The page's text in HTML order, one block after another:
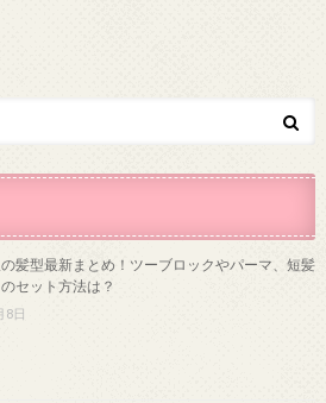
髪型最新まとめ！ツーブロックやパーマ、短髪
セット方法は？
8日